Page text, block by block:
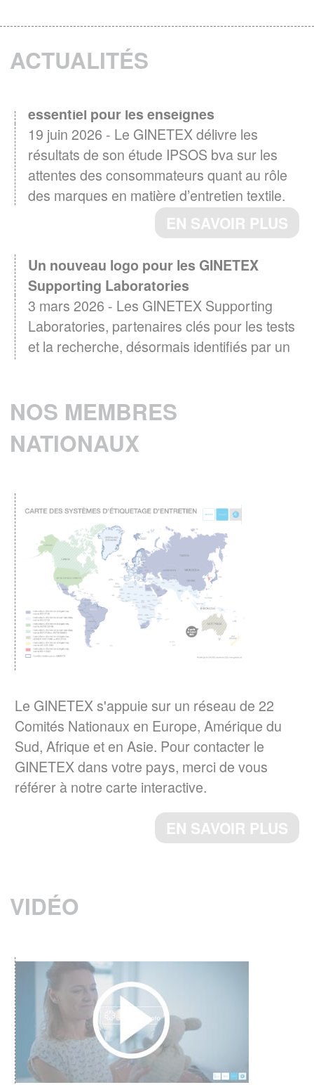
ACTUALITÉS
19 juin 2026 - Le GINETEX délivre les
résultats de son étude IPSOS bva sur les
attentes des consommateurs quant au rôle
des marques en matière d’entretien textile.
EN SAVOIR PLUS
Supporting Laboratories
3 mars 2026 - Les GINETEX Supporting
Laboratories, partenaires clés pour les tests
et la recherche, désormais identifiés par un
logo
Baromètre GINETEX 2024 : les habitudes
d’entretien textile en Europe.
vêtements.
EN SAVOIR PLUS
ENTRETIEN DU LINGE – Quelle
consommation d’énergie pour le séchage
des textiles ? Le GINETEX dévoile les
principaux enseignements de son étude sur
son impact sur les cycles de séchage.
EN SAVOIR PLUS
La norme ISO 3758:2023 a été publiée
Le 6 décembre 2023, a norme ISO
3758:2023, Textiles – Code d'étiquetage
d'entretien utilisant des symboles, a été
publiée par l’ISO.
édition annule et remplace la
édition (ISO 3758 :2012), qui a fait
Quelles sont les habitudes d'entretien textile
en Europe ?
EN SAVOIR PLUS
RESPONSABILITE ELARGIE DU
PRODUCTEUR (REP)
NOS MEMBRES
NATIONAUX
Le GINETEX s'appuie sur un réseau de 22
Comités Nationaux en Europe, Amérique du
Sud, Afrique et en Asie. Pour contacter le
GINETEX dans votre pays, merci de vous
référer à notre carte interactive.
EN SAVOIR PLUS
VIDÉO